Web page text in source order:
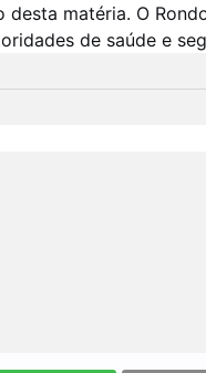
matéria. O
de saúde e